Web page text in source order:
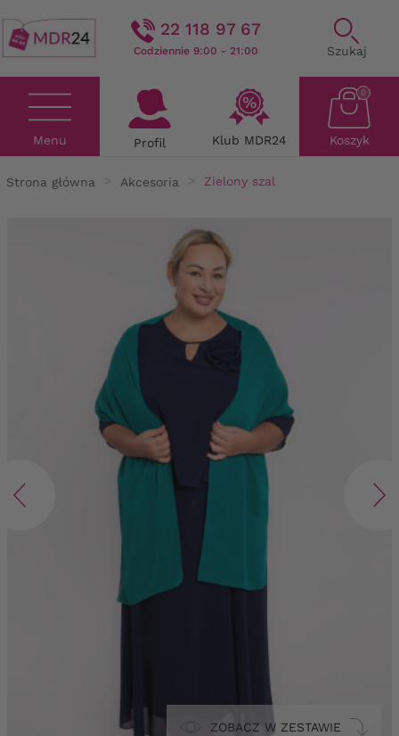
22 118 97 67
Codziennie 9:00 - 21:00 Szukaj
Menu Profil Klub MDR24 Koszyk
0
Strona główna Akcesoria Zielony szal
ZOBACZ W ZESTAWIE